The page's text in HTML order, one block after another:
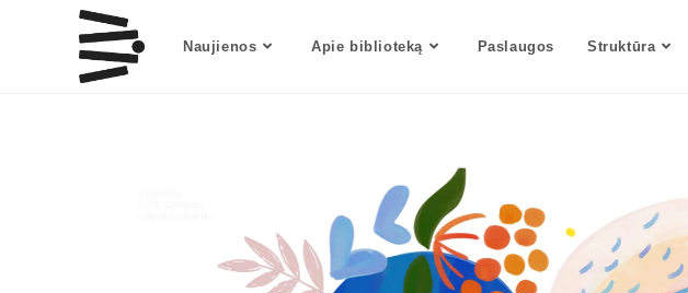
Naujienos Apie biblioteką Paslaugos Struktūra